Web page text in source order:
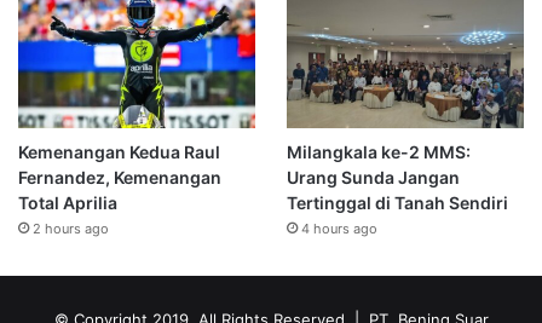
Kemenangan Kedua Raul
Fernandez, Kemenangan
Total Aprilia
2 hours ago
Milangkala ke-2 MMS:
Urang Sunda Jangan
Tertinggal di Tanah Sendiri
4 hours ago